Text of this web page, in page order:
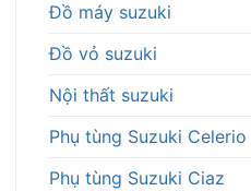
Đồ máy suzuki
Đồ vỏ suzuki
Nội thất suzuki
Phụ tùng Suzuki Celerio
Phụ tùng Suzuki Ciaz